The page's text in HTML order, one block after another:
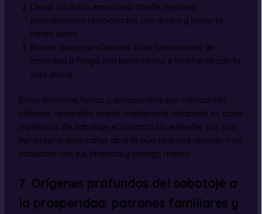
Llevar un diario emocional donde registres
pensamientos relacionados con dinero y cómo te
hacen sentir.
Buscar apoyo profesional si las sensaciones de
ansiedad o fatiga son persistentes e interfieren con tu
vida diaria.
Estos síntomas físicos y emocionales son indicadores
valiosos. Ignorarlos puede mantenerte atrapado en ciclos
repetitivos de sabotaje económico sin entender por qué.
Aprender a detectarlos abre la puerta a una relación más
saludable con tus finanzas y contigo mismo.
7. Orígenes profundos del sabotaje a
la prosperidad: patrones familiares y